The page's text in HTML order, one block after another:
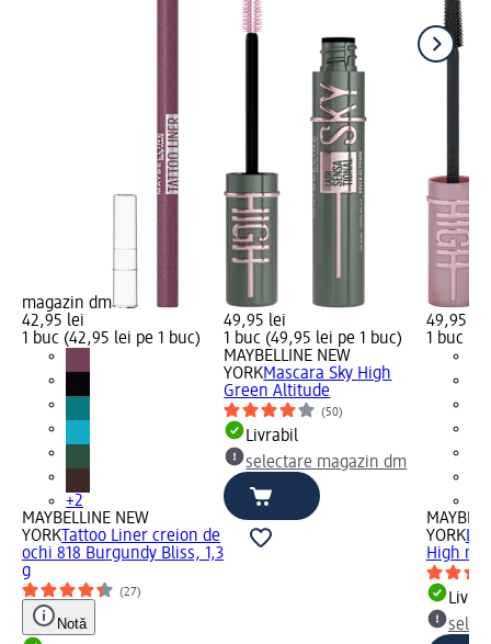
magazin dm
42,95 lei
1 buc (42,95 lei pe 1 buc)
+2
MAYBELLINE NEW
YORKTattoo Liner creion de
ochi 818 Burgundy Bliss, 1,3
g
(27)
Notă
49,95 lei
1 buc (49,95 lei pe 1 buc)
MAYBELLINE NEW
YORKMascara Sky High
Green Altitude
(50)
Livrabil
selectare magazin dm
49,95 lei
1 buc
YORK
High